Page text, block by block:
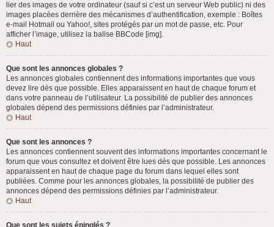
lier des images de votre ordinateur (sauf si c’est un serveur Web public) ni des
images placées derrière des mécanismes d’authentification, exemple : Boîtes
e-mail Hotmail ou Yahoo!, sites protégés par un mot de passe, etc. Pour
afficher l’image, utilisez la balise BBCode [img].
Haut
Que sont les annonces globales ?
Les annonces globales contiennent des informations importantes que vous
devez lire dès que possible. Elles apparaissent en haut de chaque forum et
dans votre panneau de l’utilisateur. La possibilité de publier des annonces
globales dépend des permissions définies par l’administrateur.
Haut
Que sont les annonces ?
Les annonces contiennent souvent des informations importantes concernant le
forum que vous consultez et doivent être lues dès que possible. Les annonces
apparaissent en haut de chaque page du forum dans lequel elles sont
publiées. Comme pour les annonces globales, la possibilité de publier des
annonces dépend des permissions définies par l’administrateur.
Haut
Que sont les sujets épinglés ?